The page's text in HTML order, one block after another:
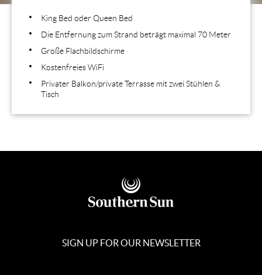
King Bed oder Queen Bed
Die Entfernung zum Strand beträgt maximal 70 Meter
Große Flachbildschirme
Kostenfreies WiFi
Privater Balkon/private Terrasse mit zwei Stühlen &
Tisch
SIGN UP FOR OUR NEWSLETTER